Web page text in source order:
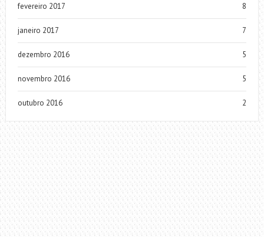
fevereiro 2017 8
janeiro 2017 7
dezembro 2016 5
novembro 2016 5
outubro 2016 2